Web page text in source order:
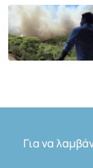
Για να